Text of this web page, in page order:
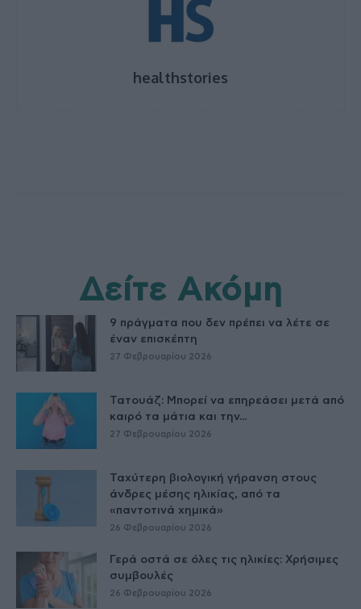
healthstories
Δείτε Ακόμη
9 πράγματα που δεν πρέπει να λέτε σε
έναν επισκέπτη
27 Φεβρουαρίου 2026
Τατουάζ: Μπορεί να επηρεάσει μετά από
καιρό τα μάτια και την...
27 Φεβρουαρίου 2026
Ταχύτερη βιολογική γήρανση στους
άνδρες μέσης ηλικίας, από τα
«παντοτινά χημικά»
26 Φεβρουαρίου 2026
Γερά οστά σε όλες τις ηλικίες: Χρήσιμες
συμβουλές
26 Φεβρουαρίου 2026